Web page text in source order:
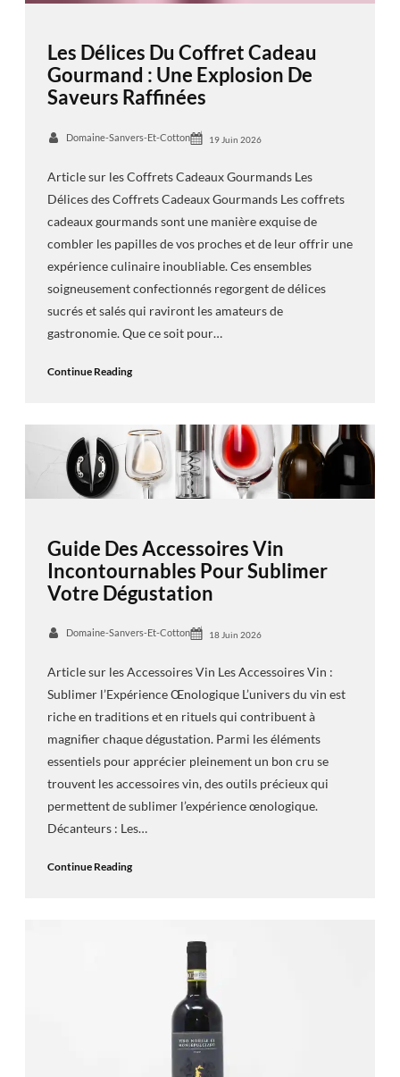
Les Délices Du Coffret Cadeau
Gourmand : Une Explosion De
Saveurs Raffinées
Domaine-Sanvers-Et-Cotton 19 Juin 2026
Article sur les Coffrets Cadeaux Gourmands Les
Délices des Coffrets Cadeaux Gourmands Les coffrets
cadeaux gourmands sont une manière exquise de
combler les papilles de vos proches et de leur offrir une
expérience culinaire inoubliable. Ces ensembles
soigneusement confectionnés regorgent de délices
sucrés et salés qui raviront les amateurs de
gastronomie. Que ce soit pour…
Continue Reading
Guide Des Accessoires Vin
Incontournables Pour Sublimer
Votre Dégustation
Domaine-Sanvers-Et-Cotton 18 Juin 2026
Article sur les Accessoires Vin Les Accessoires Vin :
Sublimer l’Expérience Œnologique L’univers du vin est
riche en traditions et en rituels qui contribuent à
magnifier chaque dégustation. Parmi les éléments
essentiels pour apprécier pleinement un bon cru se
trouvent les accessoires vin, des outils précieux qui
permettent de sublimer l’expérience œnologique.
Décanteurs : Les…
Continue Reading